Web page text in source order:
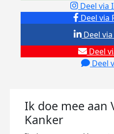
Deel via
Deel via
Deel
Deel
Deel
Ik doe mee aan
Kanker